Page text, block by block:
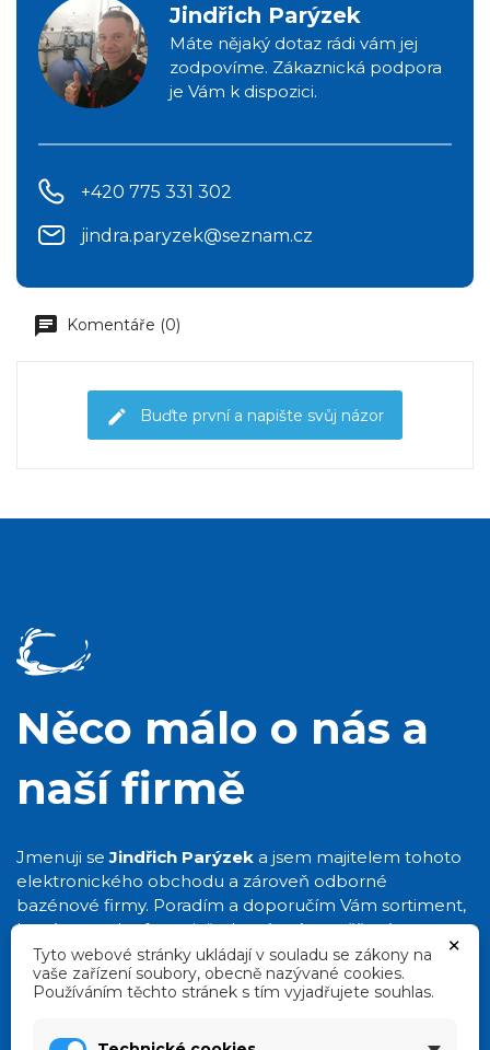
Jindřich Parýzek
Máte nějaký dotaz rádi vám jej
zodpovíme. Zákaznická podpora
je Vám k dispozici.
+420 775 331 302
jindra.paryzek@seznam.cz
Komentáře (0)
Buďte první a napište svůj názor
Něco málo o nás a
naší firmě
Jmenuji seJindřich Parýzek a jsem majitelem tohoto
elektronického obchodu a zároveň odborné
bazénové firmy. Poradím a doporučím Vám sortiment,
který opravdu „funguje“ a který mám ověřený svou
více jak 20 letou praxí.
×
Tyto webové stránky ukládají v souladu se zákony na
vaše zařízení soubory, obecně nazývané cookies.
Používáním těchto stránek s tím vyjadřujete souhlas.